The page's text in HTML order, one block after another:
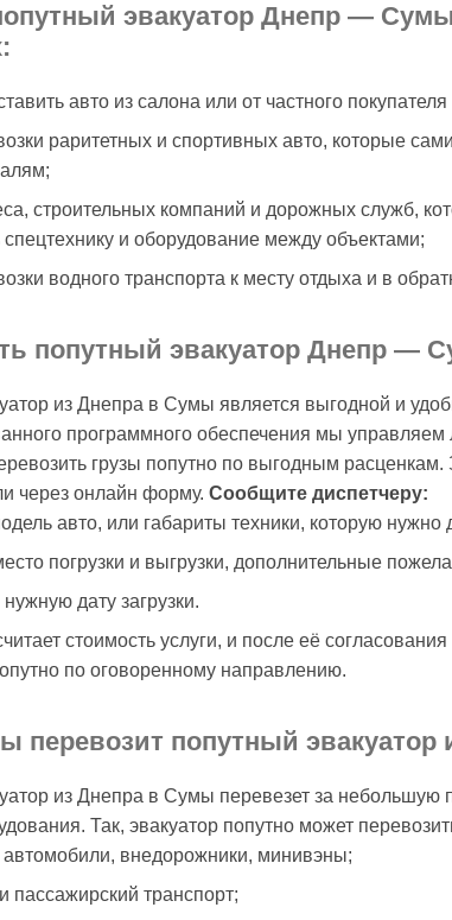
эвакуатор Днепр —
авто из салона или от частного
раритетных и спортивных авто, которые
строительных компаний и дорожных служб,
и оборудование между объектами;
водного транспорта к месту отдыха и в
попутный эвакуатор Днепр —
из Днепра в Сумы является выгодной и
программного обеспечения мы управляем
грузы попутно по выгодным
через онлайн форму. Сообщите диспетчеру:
авто, или габариты техники, которую нужно
погрузки и выгрузки, дополнительные
дату загрузки.
стоимость услуги, и после её
по оговоренному направлению.
перевозит попутный
из Днепра в Сумы перевезет за небольшую
Так, эвакуатор попутно может
автомобили, внедорожники, минивэны;
пассажирский транспорт;